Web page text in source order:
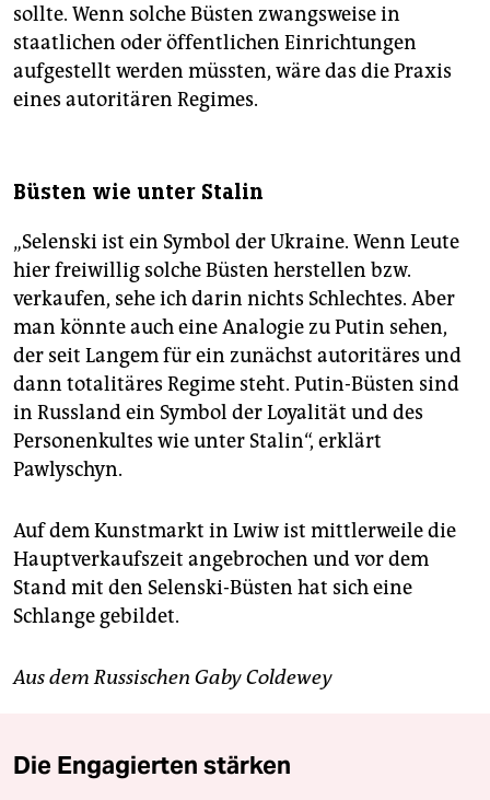
sollte. Wenn solche Büsten zwangsweise in
staatlichen oder öffentlichen Einrichtungen
aufgestellt werden müssten, wäre das die Praxis
eines autoritären Regimes.
Büsten wie unter Stalin
„Selenski ist ein Symbol der Ukraine. Wenn Leute
hier freiwillig solche Büsten herstellen bzw.
verkaufen, sehe ich darin nichts Schlechtes. Aber
man könnte auch eine Analogie zu Putin sehen,
der seit Langem für ein zunächst autoritäres und
dann totalitäres Regime steht. Putin-Büsten sind
in Russland ein Symbol der Loyalität und des
Personenkultes wie unter Stalin“, erklärt
Pawlyschyn.
Auf dem Kunstmarkt in Lwiw ist mittlerweile die
Hauptverkaufszeit angebrochen und vor dem
Stand mit den Selenski-Büsten hat sich eine
Schlange gebildet.
Aus dem Russischen Gaby Coldewey
Die Engagierten stärken